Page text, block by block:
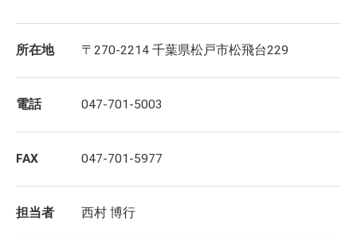
所在地 〒270-2214 千葉県松戸市松飛台229
電話 047-701-5003
FAX 047-701-5977
担当者 西村 博行